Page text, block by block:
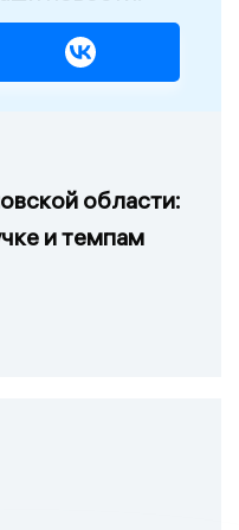
области:
и темпам